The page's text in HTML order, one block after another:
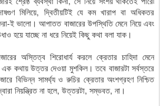
মিলিয়ে, দ্বিতীয়টিই যে কম খারাপ বা অধিকতর
ই ভালো। আপাতত বাজারের উপস্থিতি মেনে নিয়ে এবং
হয়ে যাচ্ছে না ধরে নিয়েই কিছু কথা বলা যাক।
অস্তিত্ব শিরোধার্য করলে ক্রেতার চাহিদা মেনে
এক কথায় উত্তর দেওয়া মুশকিল। তবে বাজারটা সর্বস্তরে
বিভিন্ন সামর্থ্য ও রুচির ক্রেতার অংশগ্রহণ নিশ্চিত
নিয়ন্ত্রিত না হলে, উত্তরটা, সম্ভবত, না।